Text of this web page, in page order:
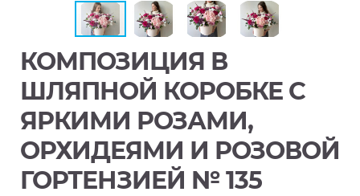
КОМПОЗИЦИЯ В
ШЛЯПНОЙ КОРОБКЕ С
ЯРКИМИ РОЗАМИ,
ОРХИДЕЯМИ И РОЗОВОЙ
ГОРТЕНЗИЕЙ № 135